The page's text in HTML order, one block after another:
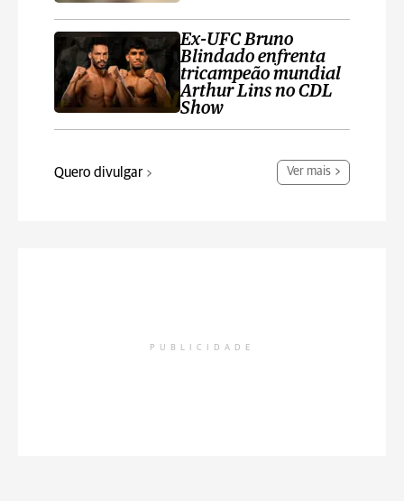
Ex-UFC Bruno
Blindado enfrenta
tricampeão mundial
Arthur Lins no CDL
Show
Quero divulgar Ver mais
PUBLICIDADE